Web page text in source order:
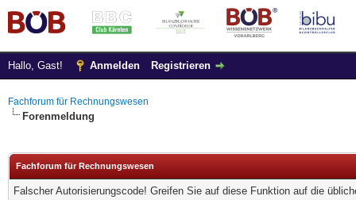
Hallo, Gast! Anmelden Registrieren
Fachforum für Rechnungswesen
Forenmeldung
Fachforum für Rechnungswesen
Falscher Autorisierungscode! Greifen Sie auf diese Funktion auf die